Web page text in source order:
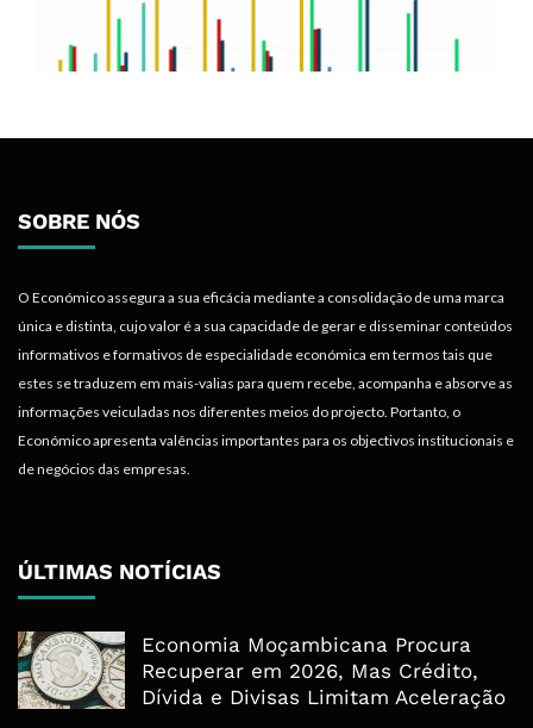
SOBRE NÓS
O Económico assegura a sua eficácia mediante a consolidação de uma marca
única e distinta, cujo valor é a sua capacidade de gerar e disseminar conteúdos
informativos e formativos de especialidade económica em termos tais que
estes se traduzem em mais-valias para quem recebe, acompanha e absorve as
informações veiculadas nos diferentes meios do projecto. Portanto, o
Económico apresenta valências importantes para os objectivos institucionais e
de negócios das empresas.
ÚLTIMAS NOTÍCIAS
Economia Moçambicana Procura
Recuperar em 2026, Mas Crédito,
Dívida e Divisas Limitam Aceleração